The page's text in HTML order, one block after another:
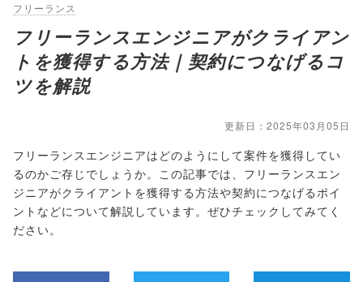
フリーランス
フリーランスエンジニアがクライアン
トを獲得する方法｜契約につなげるコ
ツを解説
更新日：2025年03月05日
フリーランスエンジニアはどのようにして案件を獲得してい
るのかご存じでしょうか。この記事では、フリーランスエン
ジニアがクライアントを獲得する方法や契約につなげるポイ
ントなどについて解説しています。ぜひチェックしてみてく
ださい。